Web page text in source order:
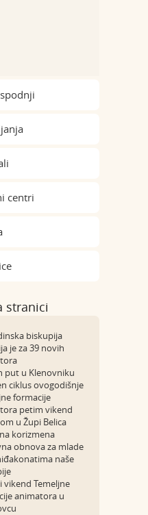
centri
stranici
biskupija
je za 39 novih
put u Klenovniku
ciklus ovogodišnje
formacije
petim vikend
u Župi Belica
korizmena
obnova za mlade
naše
vikend Temeljne
animatora u